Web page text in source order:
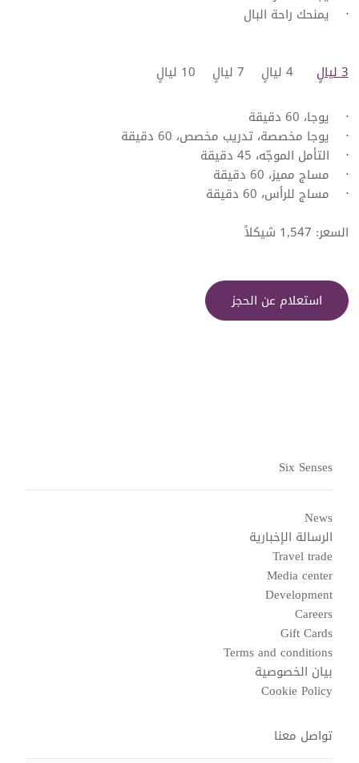
يمنحك راحة البال
3 ليالٍ 4 ليالٍ 7 ليالٍ
10 ليالٍ
يوجا، 60 دقيقة
يوجا مخصصة، تدريب مخصص، 60 دقيقة
التأمل الموجّه، 45 دقيقة
مساج مميز، 60 دقيقة
مساج للرأس، 60 دقيقة
السعر: 1,547 شيكلاً
استعلام عن الحجز
Six Senses
News
الرسالة الإخبارية
Travel trade
Media center
Development
Careers
Gift Cards
Terms and conditions
بيان الخصوصية
Cookie Policy
تواصل معنا